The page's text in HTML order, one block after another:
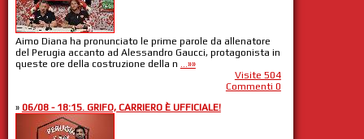
Aimo Diana ha pronunciato le prime parole da allenatore
del Perugia accanto ad Alessandro Gaucci, protagonista in
queste ore della costruzione della n ...»»
Visite 504
Commenti 0
» 06/08 - 18:15. GRIFO, CARRIERO È UFFICIALE!